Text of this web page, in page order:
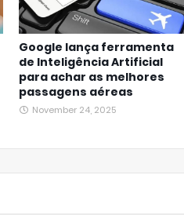
Google lança ferramenta
de Inteligência Artificial
para achar as melhores
passagens aéreas
November 24, 2025